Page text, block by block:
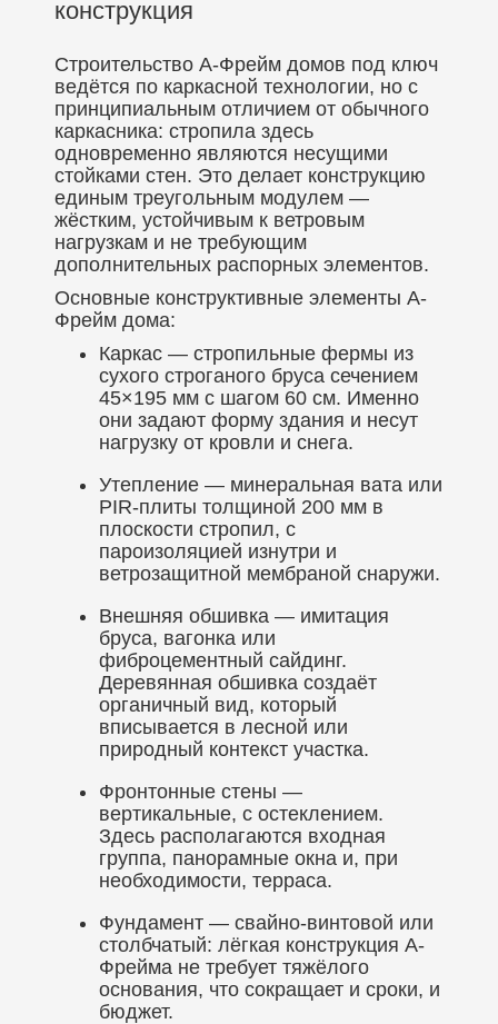
конструкция
Строительство А-Фрейм домов под ключ
ведётся по каркасной технологии, но с
принципиальным отличием от обычного
каркасника: стропила здесь
одновременно являются несущими
стойками стен. Это делает конструкцию
единым треугольным модулем —
жёстким, устойчивым к ветровым
нагрузкам и не требующим
дополнительных распорных элементов.
Основные конструктивные элементы А-
Фрейм дома:
Каркас — стропильные фермы из
сухого строганого бруса сечением
45×195 мм с шагом 60 см. Именно
они задают форму здания и несут
нагрузку от кровли и снега.
Утепление — минеральная вата или
PIR-плиты толщиной 200 мм в
плоскости стропил, с
пароизоляцией изнутри и
ветрозащитной мембраной снаружи.
Внешняя обшивка — имитация
бруса, вагонка или
фиброцементный сайдинг.
Деревянная обшивка создаёт
органичный вид, который
вписывается в лесной или
природный контекст участка.
Фронтонные стены —
вертикальные, с остеклением.
Здесь располагаются входная
группа, панорамные окна и, при
необходимости, терраса.
Фундамент — свайно-винтовой или
столбчатый: лёгкая конструкция А-
Фрейма не требует тяжёлого
основания, что сокращает и сроки, и
бюджет.